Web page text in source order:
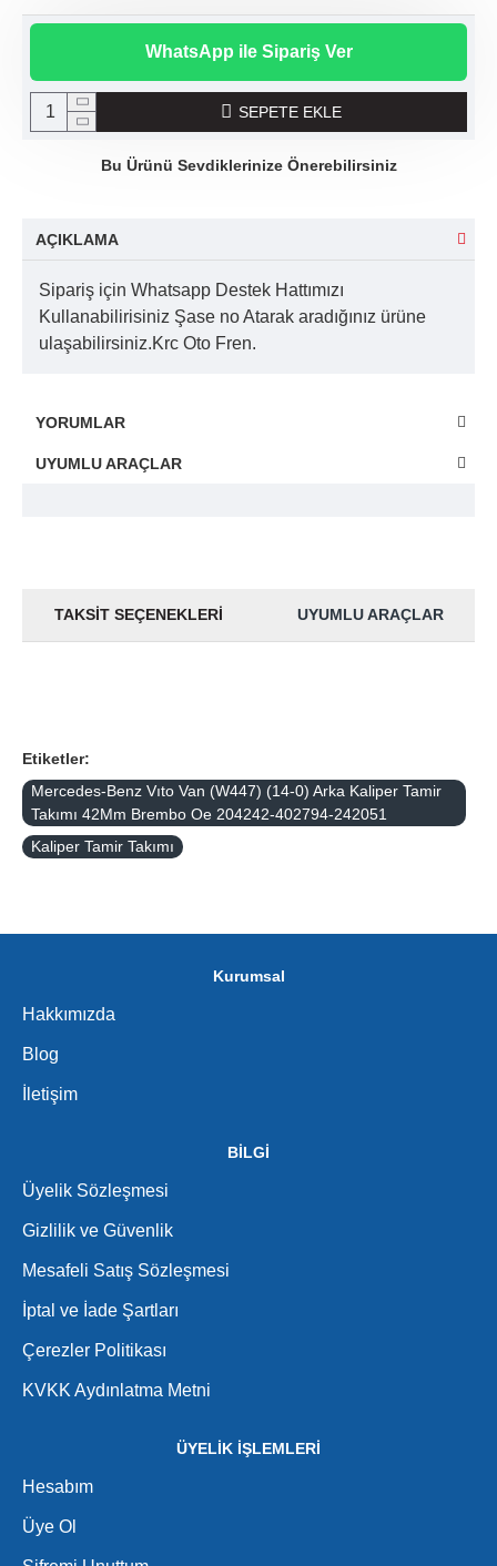
WhatsApp ile Sipariş Ver
SEPETE EKLE
Bu Ürünü Sevdiklerinize Önerebilirsiniz
AÇIKLAMA
Sipariş için Whatsapp Destek Hattımızı
Kullanabilirisiniz Şase no Atarak aradığınız ürüne
ulaşabilirsiniz.Krc Oto Fren.
YORUMLAR
UYUMLU ARAÇLAR
TAKSIT SEÇENEKLERI UYUMLU ARAÇLAR
Etiketler:
Mercedes-Benz Vıto Van (W447) (14-0) Arka Kaliper Tamir
Takımı 42Mm Brembo Oe 204242-402794-242051
Kaliper Tamir Takımı
Kurumsal
Hakkımızda
Blog
İletişim
BİLGİ
Üyelik Sözleşmesi
Gizlilik ve Güvenlik
Mesafeli Satış Sözleşmesi
İptal ve İade Şartları
Çerezler Politikası
KVKK Aydınlatma Metni
ÜYELİK İŞLEMLERİ
Hesabım
Üye Ol